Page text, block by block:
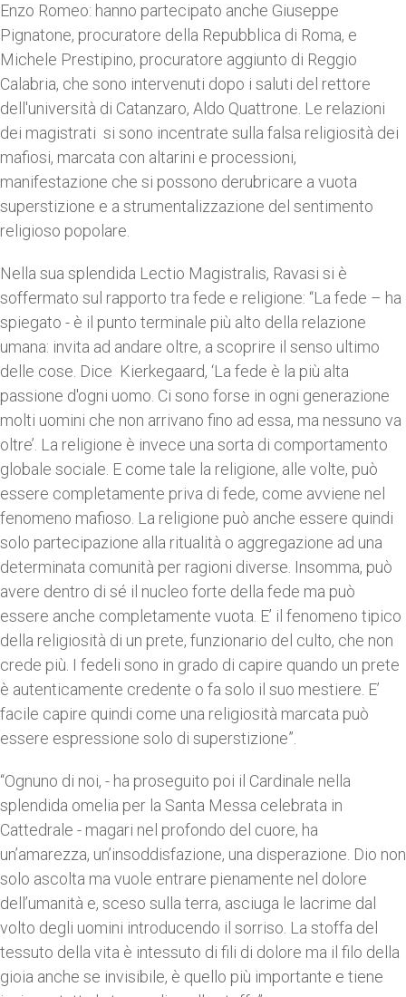
Enzo Romeo: hanno partecipato anche Giuseppe
Pignatone, procuratore della Repubblica di Roma, e
Michele Prestipino, procuratore aggiunto di Reggio
Calabria, che sono intervenuti dopo i saluti del rettore
dell'università di Catanzaro, Aldo Quattrone. Le relazioni
dei magistrati si sono incentrate sulla falsa religiosità dei
mafiosi, marcata con altarini e processioni,
manifestazione che si possono derubricare a vuota
superstizione e a strumentalizzazione del sentimento
religioso popolare.
Nella sua splendida Lectio Magistralis, Ravasi si è
soffermato sul rapporto tra fede e religione: “La fede – ha
spiegato - è il punto terminale più alto della relazione
umana: invita ad andare oltre, a scoprire il senso ultimo
delle cose. Dice Kierkegaard, ‘La fede è la più alta
passione d'ogni uomo. Ci sono forse in ogni generazione
molti uomini che non arrivano fino ad essa, ma nessuno va
oltre’. La religione è invece una sorta di comportamento
globale sociale. E come tale la religione, alle volte, può
essere completamente priva di fede, come avviene nel
fenomeno mafioso. La religione può anche essere quindi
solo partecipazione alla ritualità o aggregazione ad una
determinata comunità per ragioni diverse. Insomma, può
avere dentro di sé il nucleo forte della fede ma può
essere anche completamente vuota. E’ il fenomeno tipico
della religiosità di un prete, funzionario del culto, che non
crede più. I fedeli sono in grado di capire quando un prete
è autenticamente credente o fa solo il suo mestiere. E’
facile capire quindi come una religiosità marcata può
essere espressione solo di superstizione”.
“Ognuno di noi, - ha proseguito poi il Cardinale nella
splendida omelia per la Santa Messa celebrata in
Cattedrale - magari nel profondo del cuore, ha
un’amarezza, un’insoddisfazione, una disperazione. Dio non
solo ascolta ma vuole entrare pienamente nel dolore
dell’umanità e, sceso sulla terra, asciuga le lacrime dal
volto degli uomini introducendo il sorriso. La stoffa del
tessuto della vita è intessuto di fili di dolore ma il filo della
gioia anche se invisibile, è quello più importante e tiene